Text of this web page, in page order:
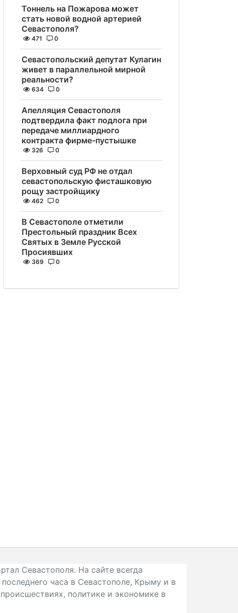
Тоннель на Пожарова может
стать новой водной артерией
Севастополя?
471 0
Севастопольский депутат Кулагин
живет в параллельной мирной
реальности?
634 0
Апелляция Севастополя
подтвердила факт подлога при
передаче миллиардного
контракта фирме-пустышке
326 0
Верховный суд РФ не отдал
севастопольскую фисташковую
рощу застройщику
462 0
В Севастополе отметили
Престольный праздник Всех
Святых в Земле Русской
Просиявших
369 0
Севастополя. На сайте всегда
часа в Севастополе, Крыму и в
политике и экономике в